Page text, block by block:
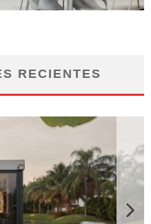
RECIENTES